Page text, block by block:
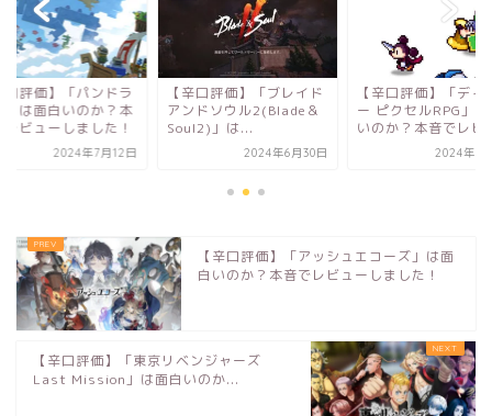
口評価】「パンドラ
」は面白いのか？本
レビューしました！
2024年7月12日
【辛口評価】「ブレイド
アンドソウル2(Blade＆
Soul2)」は...
2024年6月30日
【辛口評価】「ディ
ー ピクセルRPG」
いのか？本音でレビ
2024年10
【辛口評価】「アッシュエコーズ」は面
白いのか？本音でレビューしました！
【辛口評価】「東京リベンジャーズ
Last Mission」は面白いのか...